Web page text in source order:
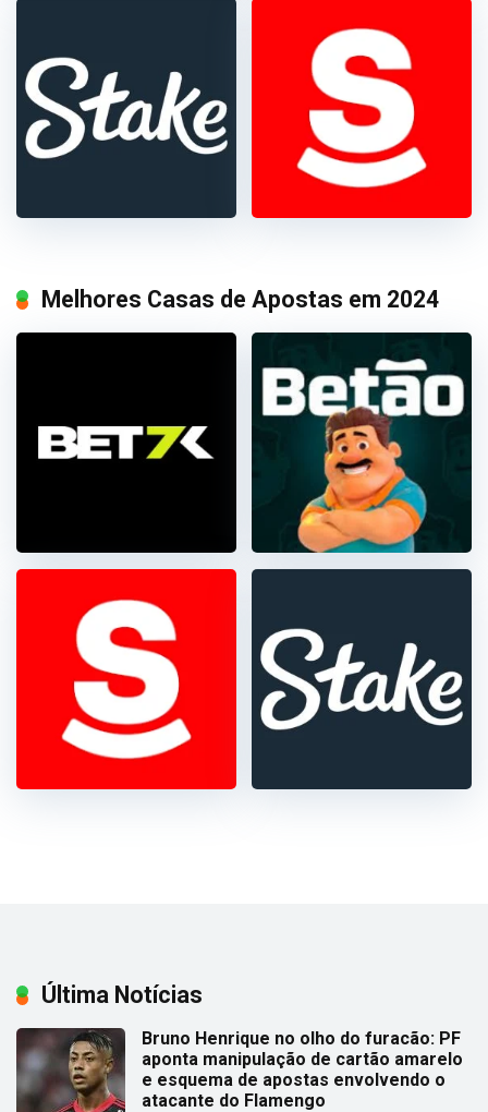
Melhores Casas de Apostas em 2024
Última Notícias
Bruno Henrique no olho do furacão: PF
aponta manipulação de cartão amarelo
e esquema de apostas envolvendo o
atacante do Flamengo